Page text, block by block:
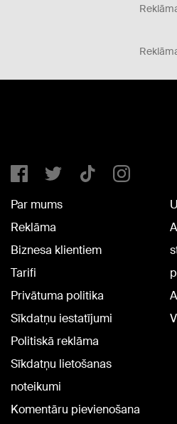
Par mums
Reklāma
Biznesa klientiem
Tarifi
Privātuma politika
Sīkdatņu iestatījumi
Politiskā reklāma
Sīkdatņu lietošanas
noteikumi
Komentāru pievienošana